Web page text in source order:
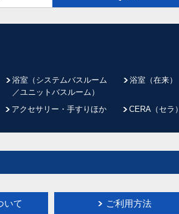
浴室（システムバスルーム
／ユニットバスルーム）
浴室（在来）
アクセサリー・手すりほか CERA（セラ）
いて ご利用方法